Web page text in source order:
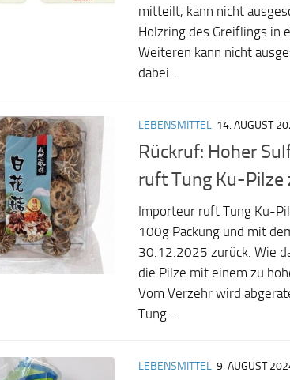
mitteilt, kann nicht
Holzring des Greiflings in
Weiteren kann nicht
dabei...
LEBENSMITTEL 14. AUGUST
Rückruf: Hoher
ruft Tung Ku-Pilze
Importeur ruft Tung Ku-
100g Packung und mit
30.12.2025 zurück. Wie
die Pilze mit einem zu
Vom Verzehr wird
Tung...
LEBENSMITTEL 9. AUGUST